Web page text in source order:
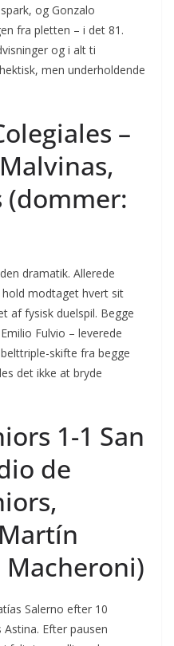
og Gonzalo
fra pletten – i det 81.
og i alt ti
men underholdende
–
(dommer:
dramatik. Allerede
modtaget hvert sit
af fysisk duelspil. Begge
Fulvio – leverede
skifte fra begge
det ikke at bryde
1-1 San
de
Salerno efter 10
Efter pausen